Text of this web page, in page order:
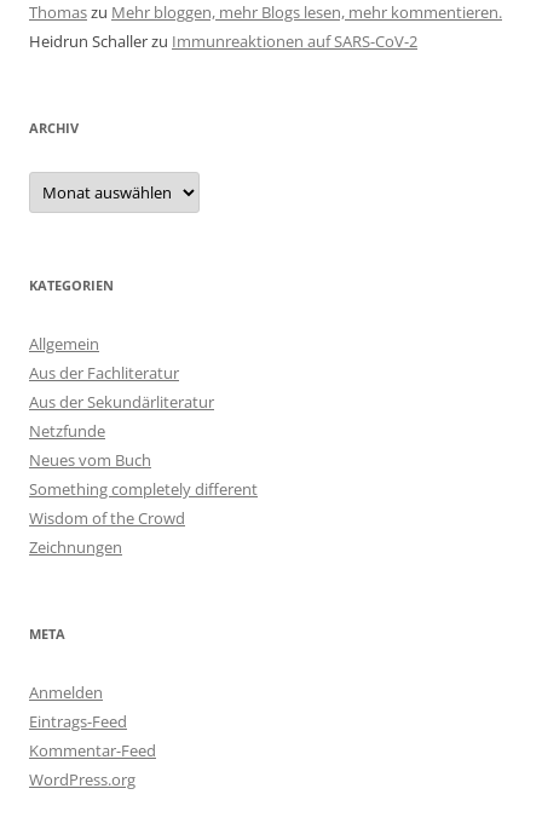
Thomaszu Mehr bloggen, mehr Blogs lesen, mehr kommentieren.
Heidrun Schallerzu Immunreaktionen auf SARS-CoV-2
ARCHIV
Archiv
KATEGORIEN
Allgemein
Aus der Fachliteratur
Aus der Sekundärliteratur
Netzfunde
Neues vom Buch
Something completely different
Wisdom of the Crowd
Zeichnungen
META
Anmelden
Eintrags-Feed
Kommentar-Feed
WordPress.org